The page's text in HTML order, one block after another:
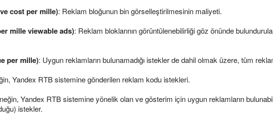
cost per mille): Reklam bloğunun bin görselleştirilmesinin maliyeti.
mille viewable ads): Reklam bloklarının görüntülenebilirliği göz önünde
per mille): Uygun reklamların bulunamadığı istekler de dahil olmak üzere, tüm
Yandex RTB sistemine gönderilen reklam kodu istekleri.
Yandex RTB sistemine yönelik olan ve gösterim için uygun reklamların
istekler.